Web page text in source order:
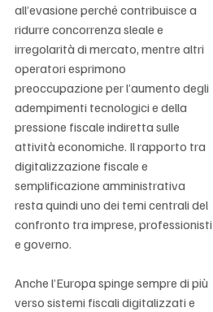
all’evasione perché contribuisce a
ridurre concorrenza sleale e
irregolarità di mercato, mentre altri
operatori esprimono
preoccupazione per l’aumento degli
adempimenti tecnologici e della
pressione fiscale indiretta sulle
attività economiche. Il rapporto tra
digitalizzazione fiscale e
semplificazione amministrativa
resta quindi uno dei temi centrali del
confronto tra imprese, professionisti
e governo.
Anche l’Europa spinge sempre di più
verso sistemi fiscali digitalizzati e